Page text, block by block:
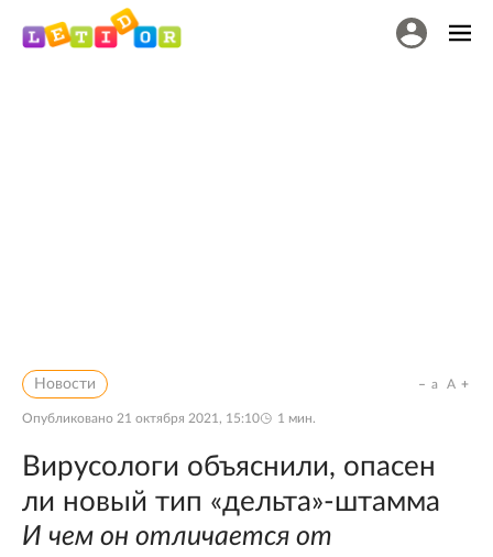
Новости
Опубликовано 21 октября 2021, 15:10 1 мин.
a A
Вирусологи объяснили, опасен
ли новый тип «дельта»-штамма
И чем он отличается от